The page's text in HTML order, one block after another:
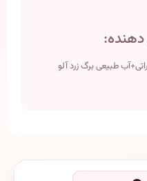
طبیعی برگ زرد آلو